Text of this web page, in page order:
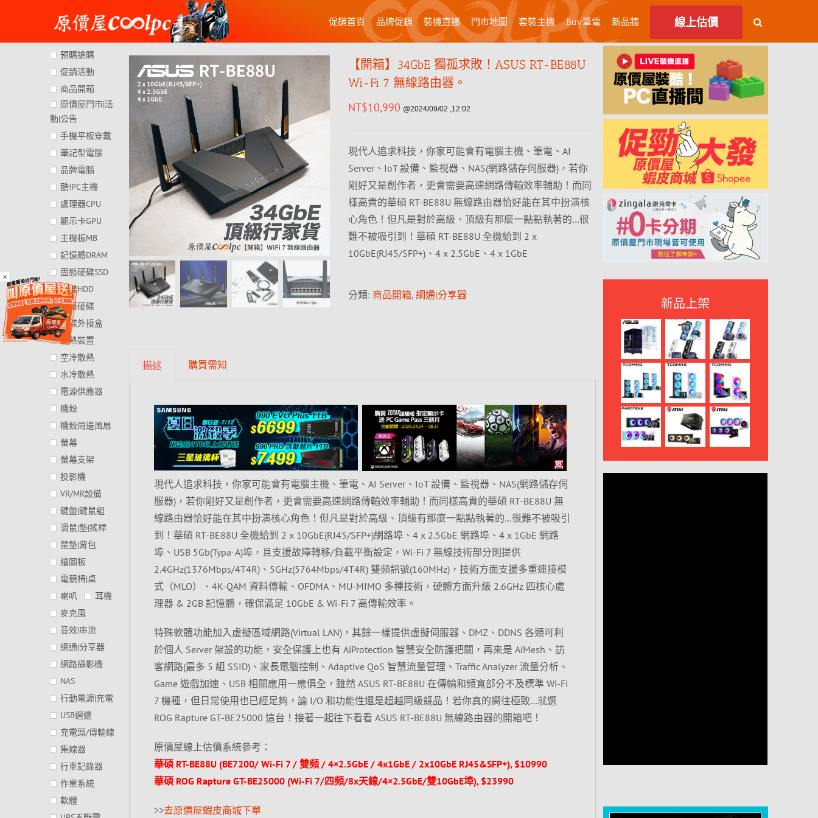
×
content
促銷首頁 品牌促銷 裝機直播 門市地圖 套裝主機 Buy筆電 新品牆 線上估價
【開箱】34GbE 獨孤求敗！ASUS RT-BE88U
Wi-Fi 7 無線路由器。
NT$10,990 @2024/09/02 ,12:02
現代人追求科技，你家可能會有電腦主機、筆電、AI
Server、IoT 設備、監視器、NAS(網路儲存伺服器)，若你
剛好又是創作者，更會需要高速網路傳輸效率輔助！而同
樣高貴的華碩 RT-BE88U 無線路由器恰好能在其中扮演核
心角色！但凡是對於高級、頂級有那麼一點點執著的…很
難不被吸引到！華碩 RT-BE88U 全機給到 2 x
10GbE(RJ45/SFP+)、4 x 2.5GbE、4 x 1GbE
分類: 商品開箱, 網通|分享器
描述 購買需知
現代人追求科技，你家可能會有電腦主機、筆電、AI Server、IoT 設備、監視器、NAS(網路儲存伺
服器)，若你剛好又是創作者，更會需要高速網路傳輸效率輔助！而同樣高貴的華碩 RT-BE88U 無
線路由器恰好能在其中扮演核心角色！但凡是對於高級、頂級有那麼一點點執著的…很難不被吸引
到！華碩 RT-BE88U 全機給到 2 x 10GbE(RJ45/SFP+)網路埠、4 x 2.5GbE 網路埠、4 x 1GbE 網路
埠、USB 5Gb(Typa-A)埠，且支援故障轉移/負載平衡設定，Wi-Fi 7 無線技術部分則提供
2.4GHz(1376Mbps/4T4R)、5GHz(5764Mbps/4T4R) 雙頻訊號(160MHz)，技術方面支援多重連接模
式（MLO）、4K-QAM 資料傳輸、OFDMA、MU-MIMO 多種技術，硬體方面升級 2.6GHz 四核心處
理器 & 2GB 記憶體，確保滿足 10GbE & Wi-Fi 7 高傳輸效率。
特殊軟體功能加入虛擬區域網路(Virtual LAN)，其餘一樣提供虛擬伺服器、DMZ、DDNS 各類可利
於個人 Server 架設的功能，安全保護上也有 AiProtection 智慧安全防護把關，再來是 AiMesh、訪
客網路(最多 5 組 SSID)、家長電腦控制、Adaptive QoS 智慧流量管理、Traffic Analyzer 流量分析、
Game 遊戲加速、USB 相關應用一應俱全，雖然 ASUS RT-BE88U 在傳輸和頻寬部分不及標準 Wi-Fi
7 機種，但日常使用也已經足夠，論 I/O 和功能性還是超越同級競品！若你真的嚮往極致…就選
ROG Rapture GT-BE25000 這台！接著一起往下看看 ASUS RT-BE88U 無線路由器的開箱吧！
原價屋線上估價系統參考：
華碩 RT-BE88U (BE7200/ Wi-Fi 7 / 雙頻 / 4×2.5GbE / 4x1GbE / 2x10GbE RJ45&SFP+), $10990
華碩 ROG Rapture GT-BE25000 (Wi-Fi 7/四頻/8x天線/4×2.5GbE/雙10GbE埠), $23990
>>去原價屋蝦皮商城下單
預購搶購
促銷活動
商品開箱
原價屋門市|活
動|公告
手機平板穿戴
筆記型電腦
品牌電腦
酷!PC主機
處理器CPU
顯示卡GPU
主機板MB
記憶體DRAM
固態硬碟SSD
硬碟HDD
外接硬碟
硬碟外接盒
散熱裝置
空冷散熱
水冷散熱
電源供應器
機殼
機殼周邊風扇
螢幕
螢幕支架
投影機
VR/MR設備
鍵盤|鍵鼠組
滑鼠|墊|搖桿
鼠墊|背包
繪圖板
電競椅|桌
喇叭
耳機
麥克風
音效|串流
網通|分享器
網路攝影機
NAS
行動電源|充電
USB週邊
充電頭/傳輸線
集線器
行車記錄器
作業系統
軟體
新品上架